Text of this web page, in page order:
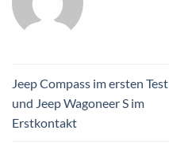
Jeep Compass im ersten Test
und Jeep Wagoneer S im
Erstkontakt